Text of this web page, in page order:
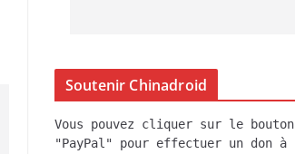
Soutenir Chinadroid
Vous pouvez cliquer sur le bouton
"PayPal" pour effectuer un don à